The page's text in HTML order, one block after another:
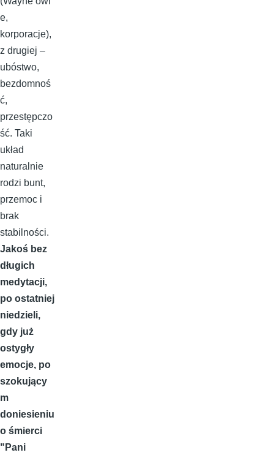
e,
korporacje),
z drugiej –
ubóstwo,
bezdomnoś
ć,
przestępczo
ść. Taki
układ
naturalnie
rodzi bunt,
przemoc i
brak
stabilności.
Jakoś bez
długich
medytacji,
po ostatniej
niedzieli,
gdy już
ostygły
emocje, po
szokujący
m
doniesieniu
o śmierci
"Pani